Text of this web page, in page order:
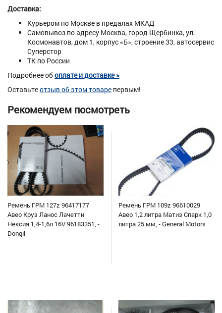
Доставка:
Курьером по Москве в предалах МКАД
Самовывоз по адресу Москва, город Щербинка, ул.
Космонавтов, дом 1, корпус «Б», строение 33, автосервис
Суперстор
ТК по России
Подробнее обоплате и доставке »
Оставьтеотзыв об этом товаре первым!
Рекомендуем посмотреть
Ремень ГРМ 127z 96417177
Авео Круз Ланос Лачетти
Нексия 1,4-1,6л 16V 96183351, -
Dongil
Ремень ГРМ 109z 96610029
Авео 1,2 литра Матиз Спарк 1,0
литра 25 мм, - General Motors